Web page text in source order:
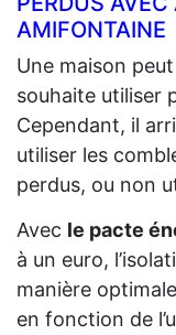
AMIFONTAINE
Une maison
souhaite utiliser
Cependant, il
utiliser les
perdus, ou non
Avec le pacte
à un euro,
manière
en fonction de